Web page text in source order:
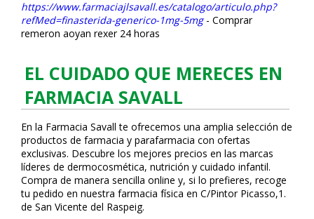
https://www.farmaciajlsavall.es/catalogo/articulo.php?
refMed=finasterida-generico-1mg-5mg- Comprar
remeron afloyan rexer 24 horas
EL CUIDADO QUE MERECES EN
FARMACIA SAVALL
En la Farmacia Savall te ofrecemos una amplia selección de
productos de farmacia y parafarmacia con ofertas
exclusivas. Descubre los mejores precios en las marcas
líderes de dermocosmética, nutrición y cuidado infantil.
Compra de manera sencilla online y, si lo prefieres, recoge
tu pedido en nuestra farmacia física en C/Pintor Picasso,1.
de San Vicente del Raspeig.